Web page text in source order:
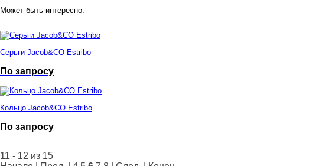
Может быть интересно:
Серьги Jacob&CO Estribo
По запросу
Кольцо Jacob&CO Estribo
По запросу
11 - 12 из 15